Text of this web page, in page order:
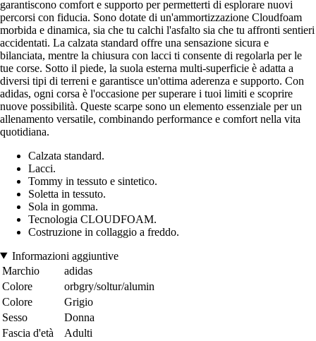
garantiscono comfort e supporto per permetterti di esplorare nuovi
percorsi con fiducia. Sono dotate di un'ammortizzazione Cloudfoam
morbida e dinamica, sia che tu calchi l'asfalto sia che tu affronti sentieri
accidentati. La calzata standard offre una sensazione sicura e
bilanciata, mentre la chiusura con lacci ti consente di regolarla per le
tue corse. Sotto il piede, la suola esterna multi-superficie è adatta a
diversi tipi di terreni e garantisce un'ottima aderenza e supporto. Con
adidas, ogni corsa è l'occasione per superare i tuoi limiti e scoprire
nuove possibilità. Queste scarpe sono un elemento essenziale per un
allenamento versatile, combinando performance e comfort nella vita
quotidiana.
Calzata standard.
Lacci.
Tommy in tessuto e sintetico.
Soletta in tessuto.
Sola in gomma.
Tecnologia CLOUDFOAM.
Costruzione in collaggio a freddo.
Informazioni aggiuntive
Marchio
adidas
Colore
orbgry/soltur/alumin
Colore
Grigio
Sesso
Donna
Fascia d'età
Adulti